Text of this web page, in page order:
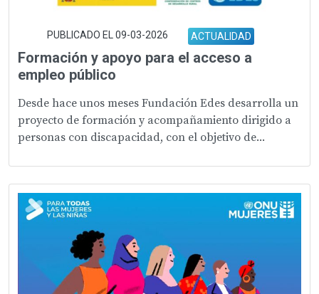
PUBLICADO EL 09-03-2026 ACTUALIDAD
Formación y apoyo para el acceso a
empleo público
Desde hace unos meses Fundación Edes desarrolla un
proyecto de formación y acompañamiento dirigido a
personas con discapacidad, con el objetivo de...